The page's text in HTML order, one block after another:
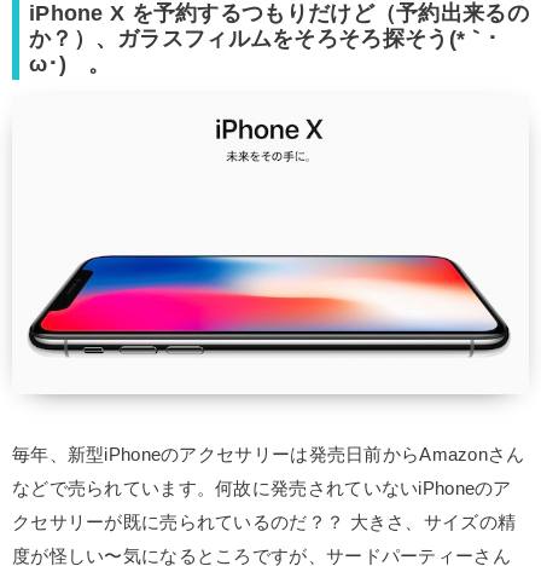
iPhone X を予約するつもりだけど（予約出来るの
か？）、ガラスフィルムをそろそろ探そう(*｀･
ω･)ゞ。
毎年、新型iPhoneのアクセサリーは発売日前からAmazonさん
などで売られています。何故に発売されていないiPhoneのア
クセサリーが既に売られているのだ？？ 大きさ、サイズの精
度が怪しい〜気になるところですが、サードパーティーさん